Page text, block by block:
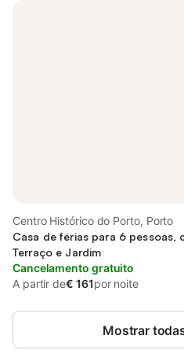
Centro Histórico do Porto, Porto
Casa de férias para 6 pessoas,
Terraço e Jardim
Cancelamento gratuito
A partir de€ 161por noite
Mostrar